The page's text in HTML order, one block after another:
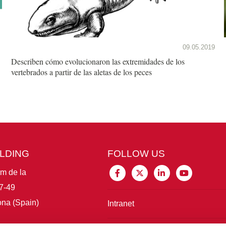
09.05.2019
Describen cómo evolucionaron las extremidades de los
vertebrados a partir de las aletas de los peces
de la
49
(Spain)
FOLLOW US
Intranet